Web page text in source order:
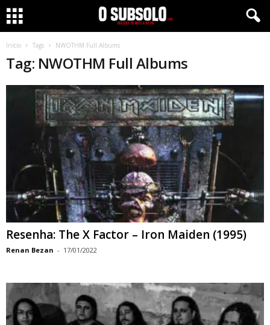
Início Tags NWOTHM Full Albums
Tag: NWOTHM Full Albums
Resenha: The X Factor – Iron Maiden (1995)
Renan Bezan - 17/01/2022